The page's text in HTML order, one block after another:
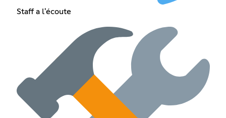
Staff a l'écoute